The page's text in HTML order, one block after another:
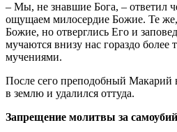
– Мы, не знавшие Бога, – ответил
ощущаем милосердие Божие. Те
Божие, но отверглись Его и
мучаются внизу нас гораздо
мучениями.
После сего преподобный Макарий
в землю и удалился оттуда.
Запрещение молитвы за